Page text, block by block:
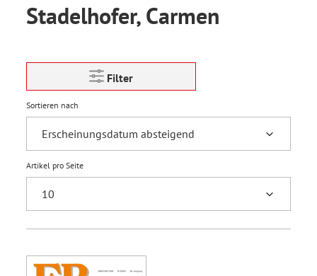
Stadelhofer, Carmen
Filter
Sortieren nach
Artikel pro Seite